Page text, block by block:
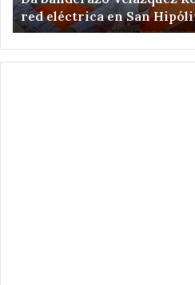
en
San
Hipólito
Xochiltenango
red eléctrica en San